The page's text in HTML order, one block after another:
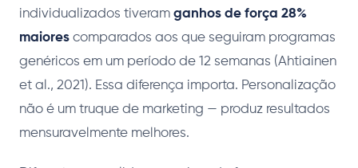
individualizados tiveram ganhos de força 28%
maiores comparados aos que seguiram programas
genéricos em um período de 12 semanas (Ahtiainen
et al., 2021). Essa diferença importa. Personalização
não é um truque de marketing — produz resultados
mensuravelmente melhores.